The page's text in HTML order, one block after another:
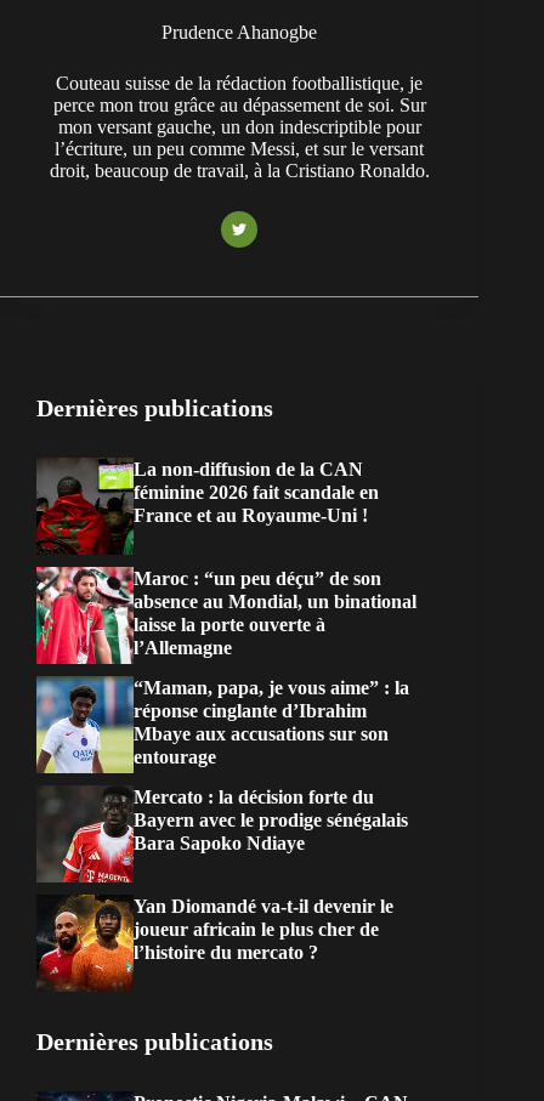
Prudence Ahanogbe
Couteau suisse de la rédaction footballistique, je
perce mon trou grâce au dépassement de soi. Sur
mon versant gauche, un don indescriptible pour
l’écriture, un peu comme Messi, et sur le versant
droit, beaucoup de travail, à la Cristiano Ronaldo.
Dernières publications
La non-diffusion de la CAN
féminine 2026 fait scandale en
France et au Royaume-Uni !
Maroc : “un peu déçu” de son
absence au Mondial, un binational
laisse la porte ouverte à
l’Allemagne
“Maman, papa, je vous aime” : la
réponse cinglante d’Ibrahim
Mbaye aux accusations sur son
entourage
Mercato : la décision forte du
Bayern avec le prodige sénégalais
Bara Sapoko Ndiaye
Yan Diomandé va-t-il devenir le
joueur africain le plus cher de
l’histoire du mercato ?
Dernières publications